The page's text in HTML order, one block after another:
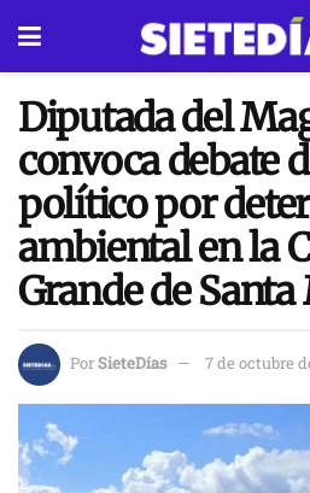
Diputada del
convoca debate
político por
ambiental en la
Grande de
PorSieteDías 7 de octubre